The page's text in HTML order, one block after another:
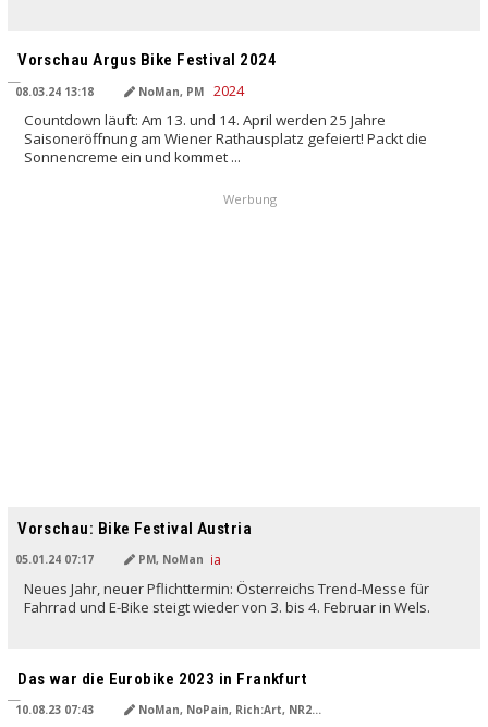
Vorschau Argus Bike Festival 2024
08.03.24 13:18 NoMan, PM
Countdown läuft: Am 13. und 14. April werden 25 Jahre
Saisoneröffnung am Wiener Rathausplatz gefeiert! Packt die
Sonnencreme ein und kommet ...
Werbung
Vorschau: Bike Festival Austria
05.01.24 07:17 PM, NoMan
Neues Jahr, neuer Pflichttermin: Österreichs Trend-Messe für
Fahrrad und E-Bike steigt wieder von 3. bis 4. Februar in Wels.
Das war die Eurobike 2023 in Frankfurt
10.08.23 07:43 NoMan, NoPain, Rich:Art, NR22, Erwin Haiden